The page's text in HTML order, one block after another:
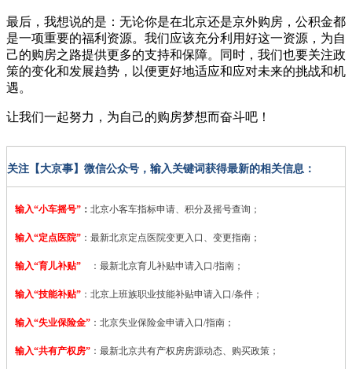
最后，我想说的是：无论你是在北京还是京外购房，公积金都
是一项重要的福利资源。我们应该充分利用好这一资源，为自
己的购房之路提供更多的支持和保障。同时，我们也要关注政
策的变化和发展趋势，以便更好地适应和应对未来的挑战和机
遇。
让我们一起努力，为自己的购房梦想而奋斗吧！
关注【大京事】微信公众号，输入关键词获得最新的相关信息：
输入“小车摇号” ： 北京小客车指标申请、积分及摇号查询；
输入“定点医院” ： 最新北京定点医院变更入口、变更指南；
输入“育儿补贴” ：最新北京育儿补贴申请入口/指南；
输入“技能补贴” ： 北京上班族职业技能补贴申请入口/条件；
输入“失业保险金” ：北京失业保险金申请入口/指南；
输入“共有产权房” ：最新北京共有产权房房源动态、购买政策；